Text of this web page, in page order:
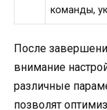
команды,
После
внимание
различные
позволят